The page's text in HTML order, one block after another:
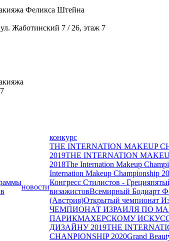
Феликса Штейна
Жаботинский 7 / 26, этаж 7
новости
конкурс
THE INTERNATION MAKEUP
2019THE INTERNATION
2018The Internation Makeup
Internation Makeup Championship
Конгресс Стилистов - Греция
визажистовВсемирный Бодиарт
(Австрия)Открытый чемпионат
ЧЕМПИОНАТ ИЗРАИЛЯ ПО
ПАРИКМАХЕРСКОМУ
ДИЗАЙНУ 2019THE
CHANPIONSHIP 2020Grand